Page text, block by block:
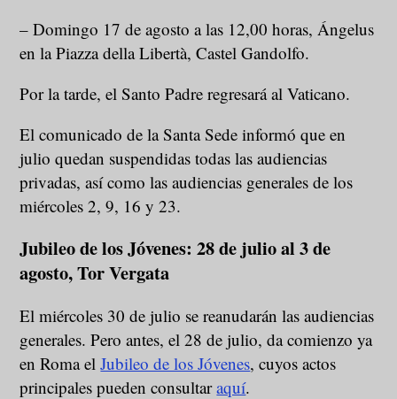
– Domingo 17 de agosto a las 12,00 horas, Ángelus
en la Piazza della Libertà, Castel Gandolfo.
Por la tarde, el Santo Padre regresará al Vaticano.
El comunicado de la Santa Sede informó que en
julio quedan suspendidas todas las audiencias
privadas, así como las audiencias generales de los
miércoles 2, 9, 16 y 23.
Jubileo de los Jóvenes: 28 de julio al 3 de
agosto, Tor Vergata
El miércoles 30 de julio se reanudarán las audiencias
generales. Pero antes, el 28 de julio, da comienzo ya
en Roma elJubileo de los Jóvenes, cuyos actos
principales pueden consultaraquí.